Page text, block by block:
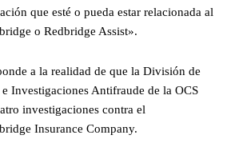
que esté o pueda estar relacionada al
o Redbridge Assist».
a la realidad de que la División de
Investigaciones Antifraude de la OCS
investigaciones contra el
Insurance Company.